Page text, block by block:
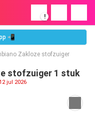
!
📲
Zakloze stofzuiger
stofzuiger 1 stuk
jul 2026